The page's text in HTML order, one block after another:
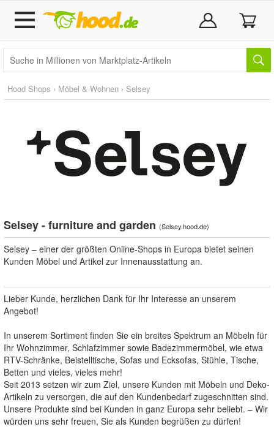
Hood Shops › Möbel & Wohnen › Selsey
Selsey - furniture and garden (Selsey.hood.de)
Selsey – einer der größten Online-Shops in Europa bietet seinen
Kunden Möbel und Artikel zur Innenausstattung an.
Lieber Kunde, herzlichen Dank für Ihr Interesse an unserem
Angebot!
In unserem Sortiment finden Sie ein breites Spektrum an Möbeln für
Ihr Wohnzimmer, Schlafzimmer sowie Badezimmermöbel, wie etwa
RTV-Schränke, Beistelltische, Sofas und Ecksofas, Stühle, Tische,
Betten und vieles, vieles mehr!
Seit 2013 setzen wir zum Ziel, unsere Kunden mit Möbeln und Deko-
Artikeln zu versorgen, die auf den Kundenbedarf zugeschnitten sind.
Unsere Produkte sind bei Kunden in ganz Europa sehr beliebt. – Wir
würden uns sehr freuen, Sie als Kunden begrüßen zu dürfen!